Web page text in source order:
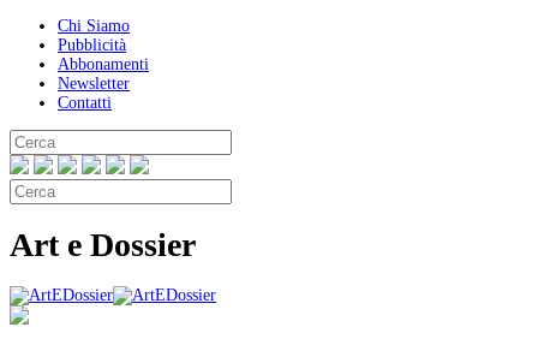
Chi Siamo
Pubblicità
Abbonamenti
Newsletter
Contatti
Art e Dossier